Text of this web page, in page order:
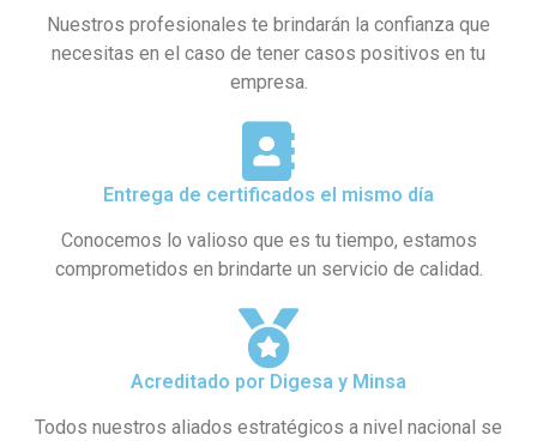
Nuestros profesionales te brindarán la confianza que
necesitas en el caso de tener casos positivos en tu
empresa.
Entrega de certificados el mismo día
Conocemos lo valioso que es tu tiempo, estamos
comprometidos en brindarte un servicio de calidad.
Acreditado por Digesa y Minsa​
Todos nuestros aliados estratégicos a nivel nacional se